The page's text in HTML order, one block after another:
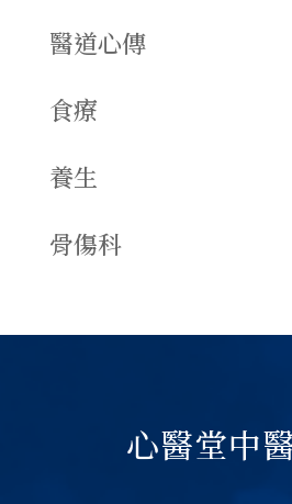
醫道心傳
食療
養生
骨傷科
心醫堂中